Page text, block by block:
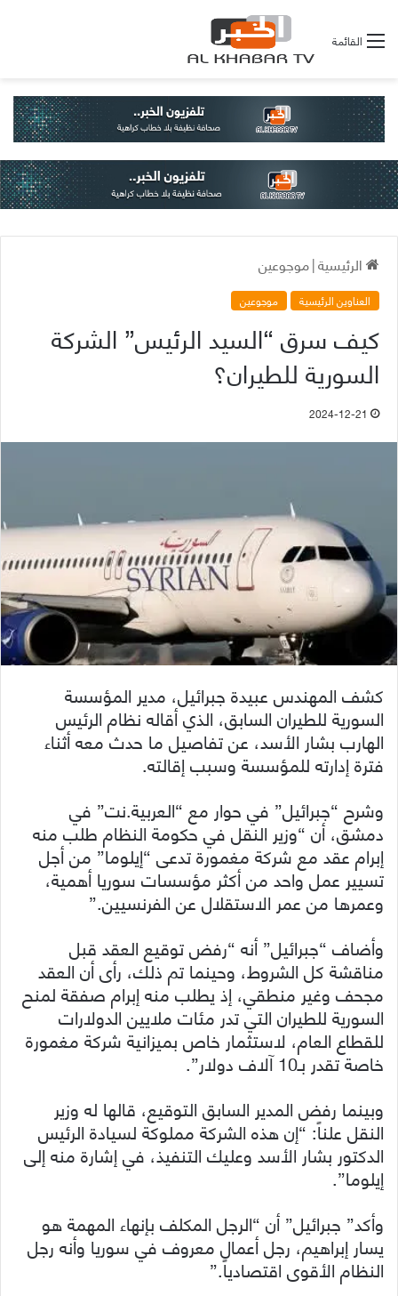
القائمة
الرئيسية|موجوعين
العناوين الرئيسية موجوعين
كيف سرق “السيد الرئيس” الشركة
السورية للطيران؟
2024-12-21
كشف المهندس عبيدة جبرائيل، مدير المؤسسة
السورية للطيران السابق، الذي أقاله نظام الرئيس
الهارب بشار الأسد، عن تفاصيل ما حدث معه أثناء
فترة إدارته للمؤسسة وسبب إقالته.
وشرح “جبرائيل” في حوار مع “العربية.نت” في
دمشق، أن “وزير النقل في حكومة النظام طلب منه
إبرام عقد مع شركة مغمورة تدعى “إيلوما” من أجل
تسيير عمل واحد من أكثر مؤسسات سوريا أهمية،
وعمرها من عمر الاستقلال عن الفرنسيين.”
وأضاف “جبرائيل” أنه “رفض توقيع العقد قبل
مناقشة كل الشروط، وحينما تم ذلك، رأى أن العقد
مجحف وغير منطقي، إذ يطلب منه إبرام صفقة لمنح
السورية للطيران التي تدر مئات ملايين الدولارات
للقطاع العام، لاستثمار خاص بميزانية شركة مغمورة
خاصة تقدر بـ10 آلاف دولار”.
وبينما رفض المدير السابق التوقيع، قالها له وزير
النقل علناً: “إن هذه الشركة مملوكة لسيادة الرئيس
الدكتور بشار الأسد وعليك التنفيذ، في إشارة منه إلى
إيلوما”.
وأكد” جبرائيل” أن “الرجل المكلف بإنهاء المهمة هو
يسار إبراهيم، رجل أعمال معروف في سوريا وأنه رجل
النظام الأقوى اقتصادياً.”